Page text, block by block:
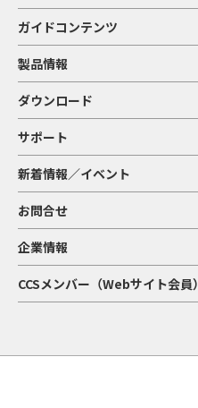
ガイドコンテンツ
製品情報
ダウンロード
サポート
新着情報／イベント
お問合せ
企業情報
CCSメンバー（Webサイト会員）